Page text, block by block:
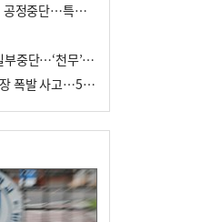
한화에어로스페이스, 4·5일 공정중단…특별 안전점검
한화에어로 대전공장 생산 일부중단…‘천무’ 수출 비상
한화에어로스페이스 대전공장 폭발 사고…5명 사망·2명 부상(종합)